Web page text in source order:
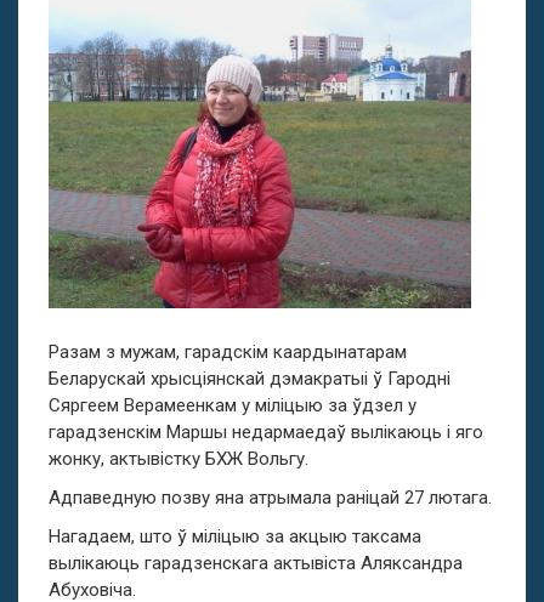
Разам з мужам, гарадскім каардынатарам
Беларускай хрысціянскай дэмакратыі ў Гародні
Сяргеем Верамеенкам у міліцыю за ўдзел у
гарадзенскім Маршы недармаедаў вылікаюць і яго
жонку, актывістку БХЖ Вольгу.
Адпаведную позву яна атрымала раніцай 27 лютага.
Нагадаем, што ў міліцыю за акцыю таксама
вылікаюць гарадзенскага актывіста Аляксандра
Абуховіча.